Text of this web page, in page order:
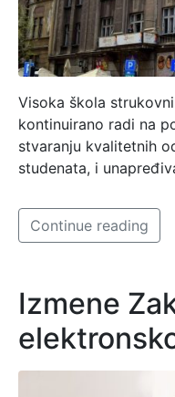
Visoka škola
kontinuirano radi na
stvaranju kvalitetnih
studenata, i
Continue reading
Izmene